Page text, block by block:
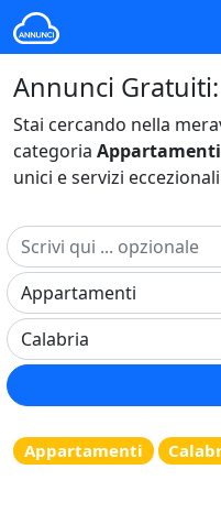
Stai cercando nella
categoria Appartamenti
unici e servizi
Appartamenti